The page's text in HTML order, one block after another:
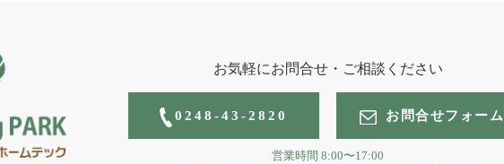
お気軽にお問合せ・ご相談ください
0248-43-2820 お問合せフォーム
営業時間 8:00〜17:00